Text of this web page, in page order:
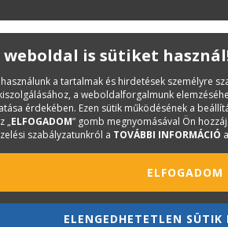
weboldal is sütiket
használunk a tartalmak és hirdetések személyre
a weboldalforgalmunk
érdekében. Ezen sütik működésének a
„ELFOGADOM” gomb megnyomásával Ön
szabályzatunkról a TOVÁBBI INFORMÁCIÓ
ELFOGADOM
ELENGEDHETETLEN SÜTIK